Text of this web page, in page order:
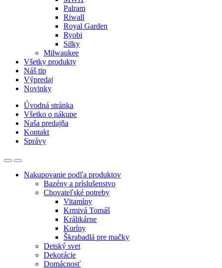
Palram
Riwall
Royal Garden
Ryobi
Silky
Milwaukee
Všetky produkty
Náš tip
Výpredaj
Novinky
Úvodná stránka
Všetko o nákupe
Naša predajňa
Kontakt
Správy
Nakupovanie podľa produktov
Bazény a príslušenstvo
Chovateľské potreby
Vitamíny
Krmivá Tomáš
Králikárne
Kuríny
Škrabadlá pre mačky
Detský svet
Dekorácie
Domácnosť